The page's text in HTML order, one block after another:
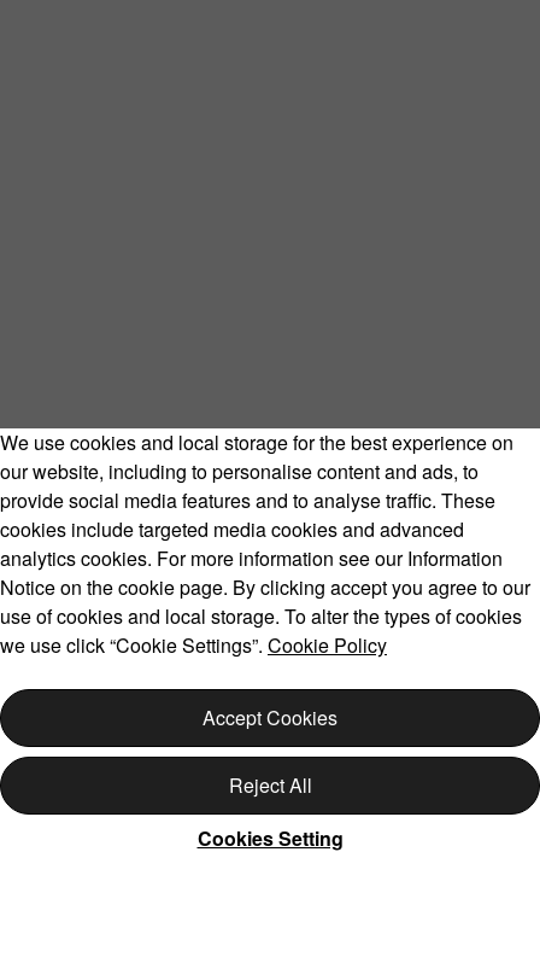
We use cookies and local storage for the best experience on
our website, including to personalise content and ads, to
provide social media features and to analyse traffic. These
cookies include targeted media cookies and advanced
analytics cookies. For more information see our Information
Notice on the cookie page. By clicking accept you agree to our
use of cookies and local storage. To alter the types of cookies
we use click “Cookie Settings”. Cookie Policy
Accept Cookies
Reject All
Cookies Setting